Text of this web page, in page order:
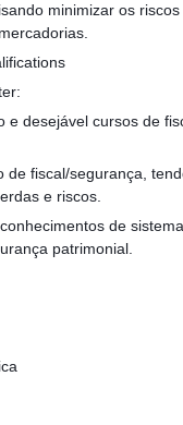
minimizar os
e desejável cursos de
de fiscal/segurança,
e riscos.
de
patrimonial.